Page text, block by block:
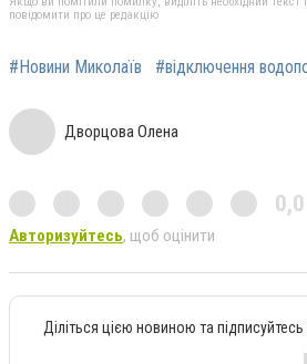
повідомити про це редакцію
#Новини Миколаїв #відключення
Дворцова Олена
0,0
Авторизуйтесь, щоб оцінити
Діліться цією новиною та